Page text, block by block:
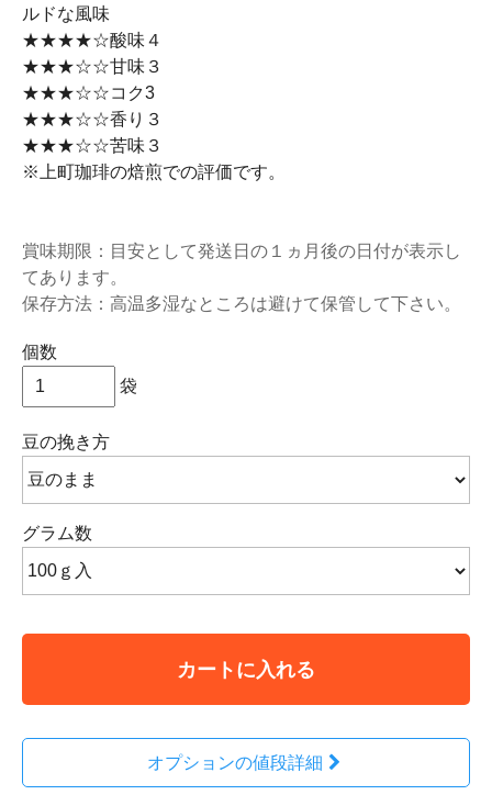
ルドな風味
★★★★☆酸味４
★★★☆☆甘味３
★★★☆☆コク3
★★★☆☆香り３
★★★☆☆苦味３
※上町珈琲の焙煎での評価です。
賞味期限：目安として発送日の１ヵ月後の日付が表示し
てあります。
保存方法：高温多湿なところは避けて保管して下さい。
個数
袋
豆の挽き方
グラム数
カートに入れる
オプションの値段詳細